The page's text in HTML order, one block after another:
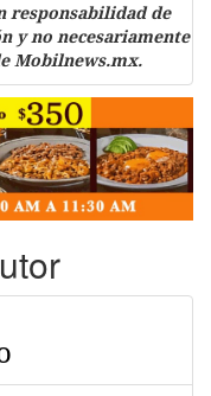
responsabilidad de
y no necesariamente
Mobilnews.mx.